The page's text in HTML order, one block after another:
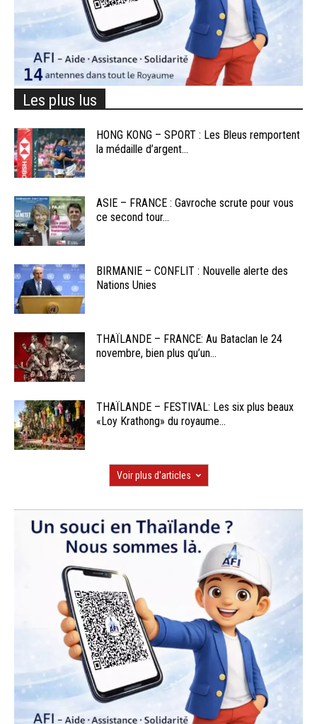
Les plus lus
HONG KONG – SPORT : Les Bleus remportent
la médaille d’argent...
ASIE – FRANCE : Gavroche scrute pour vous
ce second tour...
BIRMANIE – CONFLIT : Nouvelle alerte des
Nations Unies
THAÏLANDE – FRANCE: Au Bataclan le 24
novembre, bien plus qu’un...
THAÏLANDE – FESTIVAL: Les six plus beaux
«Loy Krathong» du royaume...
Voir plus d'articles